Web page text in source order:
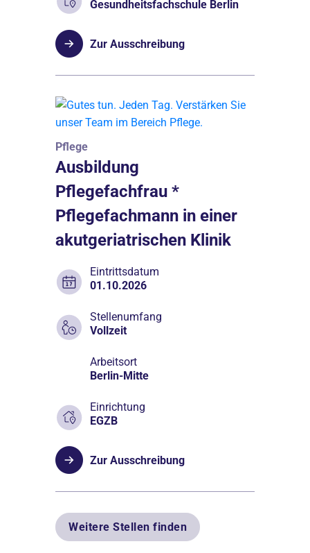
Gesundheitsfachschule Berlin
Zur Ausschreibung
Pflege
Ausbildung
Pflegefachfrau *
Pflegefachmann in einer
akutgeriatrischen Klinik
Eintrittsdatum
01.10.2026
Stellenumfang
Vollzeit
Arbeitsort
Berlin-Mitte
Einrichtung
EGZB
Zur Ausschreibung
Weitere Stellen finden